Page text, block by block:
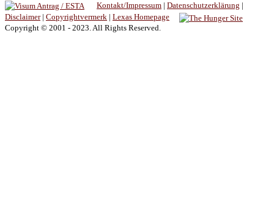
Kontakt/Impressum | Datenschutzerklärung |
Disclaimer| Copyrightvermerk | Lexas Homepage
Copyright © 2001 - 2023. All Rights Reserved.